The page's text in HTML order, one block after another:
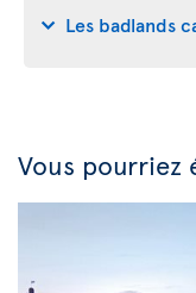
Les badlands
Vous pourriez